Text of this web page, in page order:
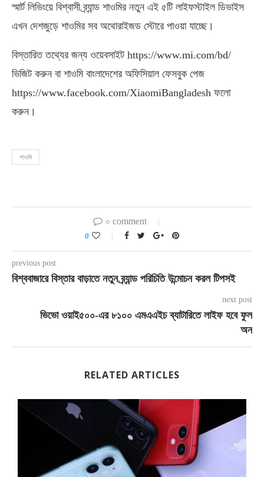
স্মার্ট লিভিংয়ে বিশ্বাসী ব্র্যান্ড শাওমির নতুন এই ৫টি লাইফস্টাইল ডিভাইস
এখন দেশজুড়ে শাওমির সব অথোরাইজড স্টোরে পাওয়া যাচ্ছে।
বিস্তারিত তথ্যের জন্য ওয়েবসাইট https://www.mi.com/bd/
ভিজিট করুন বা শাওমি বাংলাদেশের অফিসিয়াল ফেসবুক পেজ
https://www.facebook.com/XiaomiBangladesh ফলো
করুন।
শাওমি
০ comment
0
previous post
বিশ্ববাজারে বিস্তার বাড়াতে নতুন ব্র্যান্ড পরিচিতি উন্মোচন করল টিপসই
next post
ভিভো ওয়াই৫০০-এর ৮১০০ এমএএইচ ব্যাটারিতে লাইফ হবে ফুল
অন
RELATED ARTICLES